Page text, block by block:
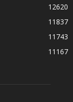
12620
11837
11743
11167